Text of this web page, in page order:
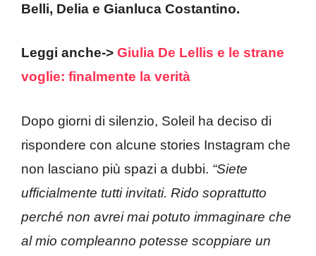
Belli, Delia e Gianluca Costantino.
Leggi anche-> Giulia De Lellis e le strane
voglie: finalmente la verità
Dopo giorni di silenzio, Soleil ha deciso di
rispondere con alcune stories Instagram che
non lasciano più spazi a dubbi. “Siete
ufficialmente tutti invitati. Rido soprattutto
perché non avrei mai potuto immaginare che
al mio compleanno potesse scoppiare un